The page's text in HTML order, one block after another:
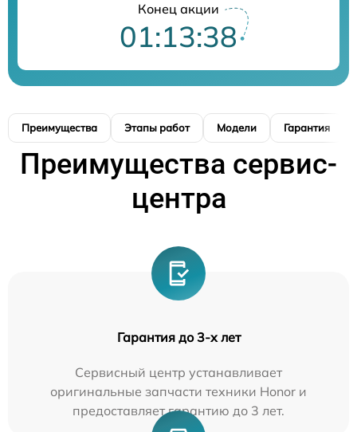
Конец акции
01:13:38
Преимущества Этапы работ Модели Гарантия
Преимущества сервис-
центра
Гарантия до 3-х лет
Сервисный центр устанавливает
оригинальные запчасти техники Honor и
предоставляет гарантию до 3 лет.